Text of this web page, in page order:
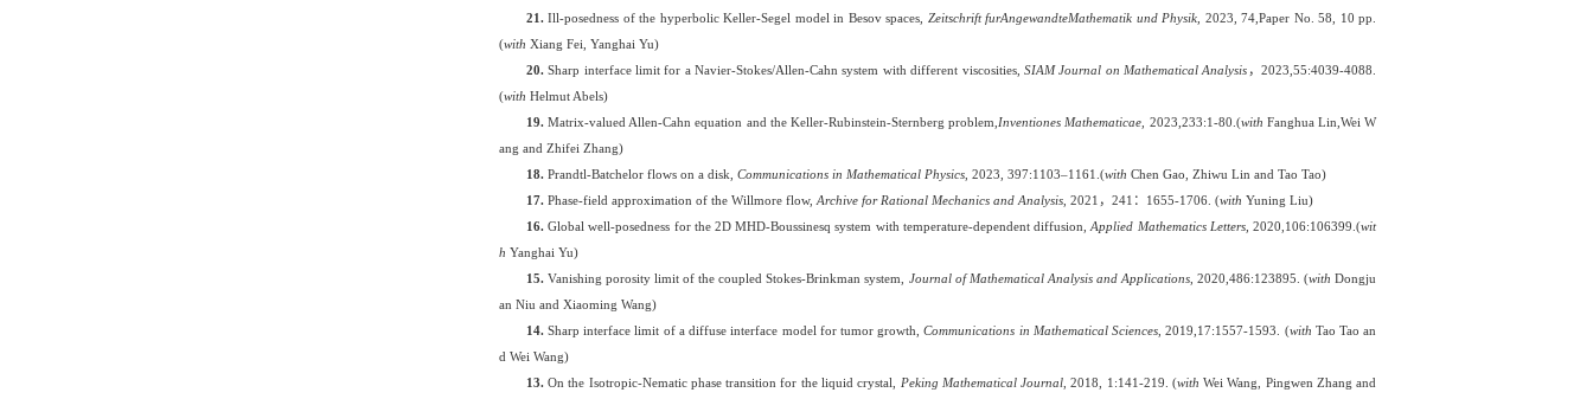
21.Ill-posedness of the hyperbolic Keller-Segel model in Besov spaces, Zeitschrift furAngewandteMathematik und Physik 2023, 74 ,Paper No. 58, 10 pp.
(with Xiang Fei, Yanghai Yu)
20.Sharp interface limit for a Navier-Stokes/Allen-Cahn system with different viscosities, SIAM Journal on Mathematical Analysis ，2023 ,55:4039-4088.
(with Helmut Abels)
19. Matrix-valued Allen-Cahn equation and the Keller-Rubinstein-Sternberg problem, Inventiones Mathematicae, 2023 233:1-80 .(with Fanghua Lin, Wei W
ang and Zhifei Zhang)
18.Prandtl-Batchelor flows on a disk, Communications in Mathematical Physics, 2023, 397:1103–1161.(with Chen Gao Zhiwu Lin and Tao Tao)
17.Phase-field approximation of the Willmore flow, Archive for Rational Mechanics and Analysis, 2021 ， 241 ： 1655-1706. (with Yuning Liu)
16.Global well-posedness for the 2D MHD-Boussinesq system with temperature-dependent diffusion,Applied Mathematics Letters,2020,106:106399 .(wit
h Yanghai Yu)
15. Vanishing porosity limit of the coupled Stokes-Brinkman system, Journal of Mathematical Analysis and Applications, 2020,486:123895. (with Dongju
an Niu and Xiaoming Wang)
14. Sharp interface limit of a diffuse interface model for tumor growth,Communications in Mathematical Sciences , 2019,17:1557-1593. (with Tao Tao an
d Wei Wang)
13.On the Isotropic-Nematic phase transition for the liquid crystal, Peking Mathematical Journal , 2018, 1:141-219. (with Wei Wang, Pingwen Zhang and